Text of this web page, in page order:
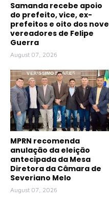
Samanda recebe apoio
do prefeito, vice, ex-
prefeitos e oito dos nove
vereadores de Felipe
Guerra
August 07, 2026
MPRN recomenda
anulação da eleição
antecipada da Mesa
Diretora da Câmara de
Severiano Melo
August 07, 2026